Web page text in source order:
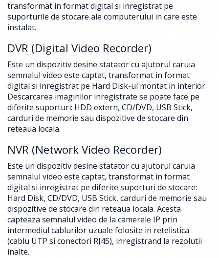
transformat in format digital si inregistrat pe
suporturile de stocare ale computerului in care este
instalat.
DVR (Digital Video Recorder)
Este un dispozitiv desine statator cu ajutorul caruia
semnalul video este captat, transformat in format
digital si inregistrat pe Hard Disk-ul montat in interior.
Descarcarea imaginilor inregistrate se poate face pe
diferite suporturi: HDD extern, CD/DVD, USB Stick,
carduri de memorie sau dispozitive de stocare din
reteaua locala.
NVR (Network Video Recorder)
Este un dispozitiv desine statator cu ajutorul caruia
semnalul video este captat, transformat in format
digital si inregistrat pe diferite suporturi de stocare:
Hard Disk, CD/DVD, USB Stick, carduri de memorie sau
dispozitive de stocare din reteaua locala. Acesta
capteaza semnalul video de la camerele IP prin
intermediul cablurilor uzuale folosite in retelistica
(cablu UTP si conectori RJ45), inregistrand la rezolutii
inalte.